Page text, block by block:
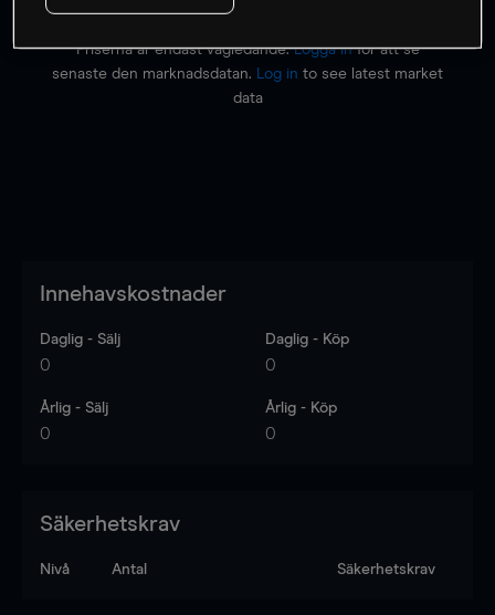
Priserna är endast vägledande.Logga inför att se
senaste den marknadsdatan.
Log in to see latest market
data
Innehavskostnader
Daglig - Sälj
0
Daglig - Köp
0
Årlig - Sälj
0
Årlig - Köp
0
Säkerhetskrav
Nivå Antal Säkerhetskrav